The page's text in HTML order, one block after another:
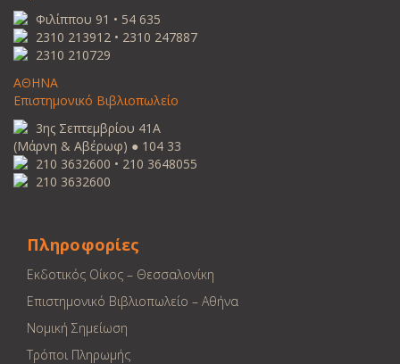
Φιλίππου 91 • 54 635
2310 213912 • 2310 247887
2310 210729
ΑΘΗΝΑ
Επιστημονικό Βιβλιοπωλείο
3ης Σεπτεμβρίου 41Α
(Μάρνη & Αβέρωφ) ● 104 33
210 3632600 • 210 3648055
210 3632600
Πληροφορίες
Εκδοτικός Οίκος – Θεσσαλονίκη
Επιστημονικό Βιβλιοπωλείο – Αθήνα
Νομική Σημείωση
Τρόποι Πληρωμής